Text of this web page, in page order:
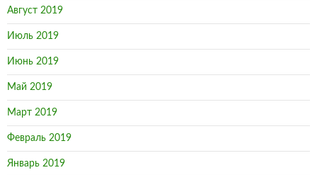
Август 2019
Июль 2019
Июнь 2019
Май 2019
Март 2019
Февраль 2019
Январь 2019